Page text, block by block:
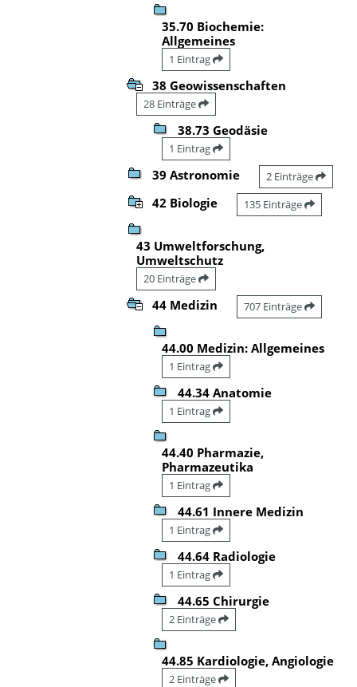
35.70 Biochemie:
Allgemeines
1 Eintrag
38 Geowissenschaften
28 Einträge
38.73 Geodäsie
1 Eintrag
39 Astronomie 2 Einträge
42 Biologie 135 Einträge
43 Umweltforschung,
Umweltschutz
20 Einträge
44 Medizin 707 Einträge
44.00 Medizin: Allgemeines
1 Eintrag
44.34 Anatomie
1 Eintrag
44.40 Pharmazie,
Pharmazeutika
1 Eintrag
44.61 Innere Medizin
1 Eintrag
44.64 Radiologie
1 Eintrag
44.65 Chirurgie
2 Einträge
44.85 Kardiologie, Angiologie
2 Einträge